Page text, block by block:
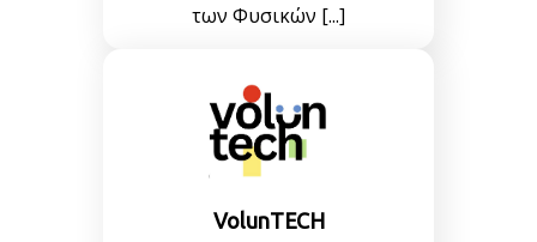
των Φυσικών [...]
VolunTECH